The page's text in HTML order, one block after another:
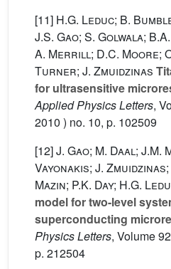
[11] H.G. Leduc; B.
J.S. Gao; S. Golwala;
A. Merrill; D.C. Moore;
Turner; J. Zmuidzinas
for ultrasensitive
Applied Physics Letters,
2010 ) no. 10, p. 102509
[12]J. Gao; M. Daal; J.M.
Vayonakis; J.
Mazin; P.K. Day; H.G.
model for two-level
superconducting
Physics Letters, Volume 92
p. 212504